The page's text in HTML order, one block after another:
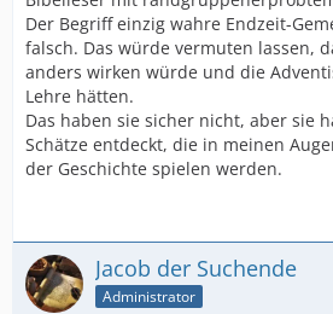
Der Begriff einzig wahre Endzeit-
falsch. Das würde vermuten lassen,
anders wirken würde und die
Lehre hätten.
Das haben sie sicher nicht, aber sie
Schätze entdeckt, die in meinen
der Geschichte spielen werden.
Jacob der Suchende
Administrator